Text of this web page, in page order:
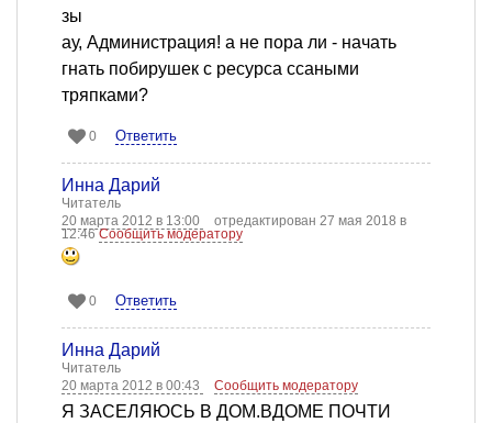
зы
ау, Администрация! а не пора ли - начать
гнать побирушек с ресурса ссаными
тряпками?
0 Ответить
Инна Дарий
Читатель
20 марта 2012 в 13:00
отредактирован 27 мая 2018 в
12:46Сообщить модератору
0 Ответить
Инна Дарий
Читатель
20 марта 2012 в 00:43
Сообщить модератору
Я ЗАСЕЛЯЮСЬ В ДОМ.ВДОМЕ ПОЧТИ